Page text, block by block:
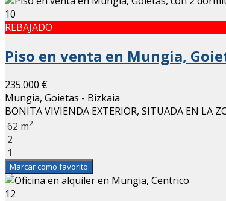
10
REBAJADO
Piso en venta en Mungia,
235.000 €
Mungia, Goietas - Bizkaia
BONITA VIVIENDA EXTERIOR, SITUADA EN LA
62 m2
2
1
Marcar como favorito
12